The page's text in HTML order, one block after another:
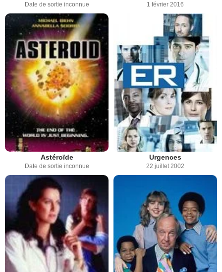
Date de sortie inconnue 1 février 2016
Astéroïde
Date de sortie inconnue
Urgences
22 juillet 2002